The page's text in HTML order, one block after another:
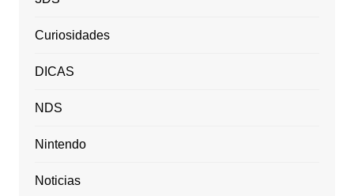
Curiosidades
DICAS
NDS
Nintendo
Noticias